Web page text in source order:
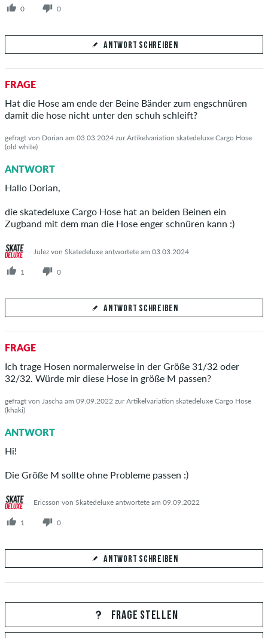
0 0
ANTWORT SCHREIBEN
Deine Antwort
Beantworte hier die Frage von Michael
FRAGE
Hat die Hose am ende der Beine Bänder zum engschnüren
damit die hose nicht unter den schuh schleift?
gefragt von Dorian am 03.03.2024 zur Artikelvariation skatedeluxe Cargo Hose
(old white)
ANTWORT
Hallo Dorian,
die skatedeluxe Cargo Hose hat an beiden Beinen ein
Zugband mit dem man die Hose enger schnüren kann :)
Julez von Skatedeluxe antwortete am 03.03.2024
1 0
ANTWORT SCHREIBEN
Beantworte hier die Frage von Dorian
FRAGE
Ich trage Hosen normalerweise in der Größe 31/32 oder
32/32. Würde mir diese Hose in größe M passen?
gefragt von Jascha am 09.09.2022 zur Artikelvariation skatedeluxe Cargo Hose
(khaki)
ANTWORT
Hi!
Die Größe M sollte ohne Probleme passen :)
Ericsson von Skatedeluxe antwortete am 09.09.2022
1 0
ANTWORT SCHREIBEN
Deine Antwort
Beantworte hier die Frage von Jascha
FRAGE STELLEN